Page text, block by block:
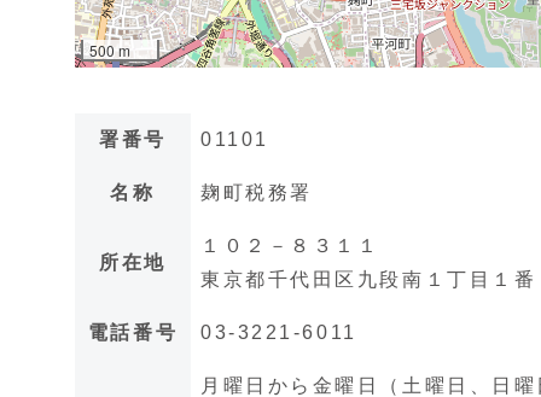
署番号 01101
名称 麹町税務署
所在地
１０２－８３１１
東京都千代田区九段南１丁目１
電話番号 03-3221-6011
月曜日から金曜日（土曜日、日